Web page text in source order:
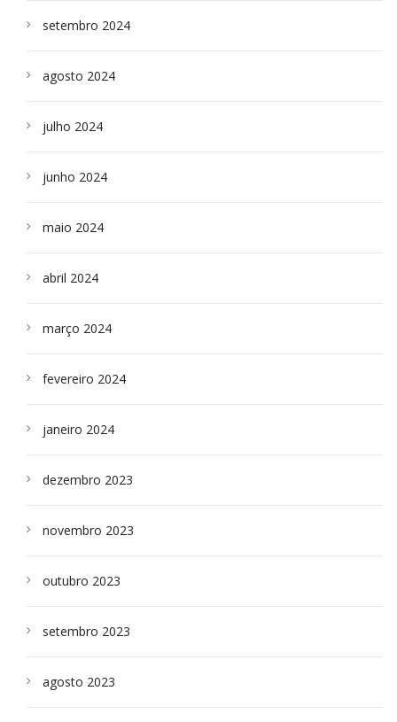
setembro 2024
agosto 2024
julho 2024
junho 2024
maio 2024
abril 2024
março 2024
fevereiro 2024
janeiro 2024
dezembro 2023
novembro 2023
outubro 2023
setembro 2023
agosto 2023